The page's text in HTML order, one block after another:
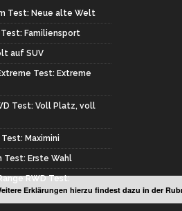
Test: Neue alte Welt
Test: Familiensport
auf SUV
Test: Extreme
Test: Voll Platz, voll
Maximini
Test: Erste Wahl
RWD Test:
Erklärungen hierzu findest dazu in der